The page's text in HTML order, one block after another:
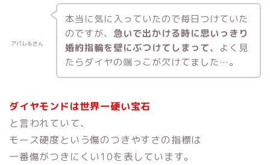
アパレルさん
本当に気に入っていたので毎日つけていた
のですが、 急いで出かける時に思いっきり
婚約指輪を壁にぶつけてしまって、
よく見
たらダイヤの端っこが欠けてました…。
ダイヤモンドは世界一硬い宝石
と言われていて、
モース硬度という傷のつきやすさの指標は
一番傷がつきにくい10を表しています。